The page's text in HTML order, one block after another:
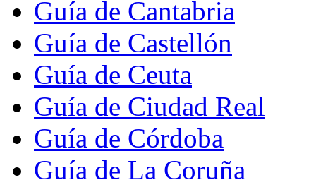
Guía de Cantabria
Guía de Castellón
Guía de Ceuta
Guía de Ciudad Real
Guía de Córdoba
Guía de La Coruña